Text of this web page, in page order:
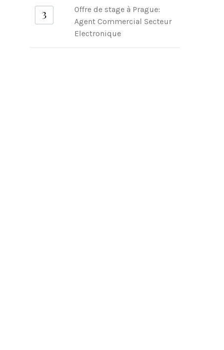
Offre de stage à Prague:
Agent Commercial Secteur
Electronique